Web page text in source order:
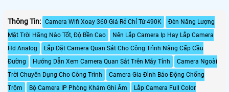
Thông Tin: Camera Wifi Xoay 360 Giá Rẻ Chỉ Từ 490K
Đèn Năng Lượng
Mặt Trời Hãng Nào Tốt, Độ Bền Cao
Nên Lắp Camera Ip Hay Lắp Camera
Hd Analog
Lắp Đặt Camera Quan Sát Cho Công Trình Nâng Cấp Cầu
Đường
Hướng Dẫn Xem Camera Quan Sát Trên Máy Tính
Camera Ngoài
Trời Chuyên Dụng Cho Công Trình
Camera Gia Đình Báo Động Chống
Trộm
Bộ Camera IP Phòng Khám Ghi Âm
Lắp Camera Full Color